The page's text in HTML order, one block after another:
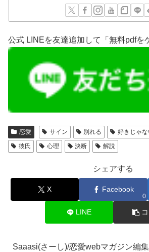
公式 LINEを友達追加して「無料pdfを
恋愛 サイン 別れる 好きじゃ
彼氏
心理 決断 解説
シェアする
X Facebook
0
LINE
Saaasi(さーし)/恋愛webマガジン編